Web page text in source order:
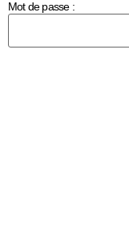
Mot de passe :